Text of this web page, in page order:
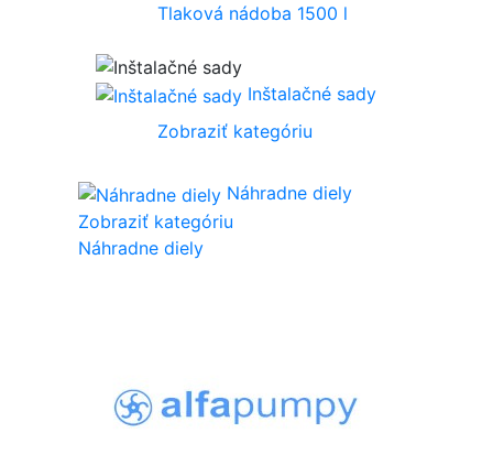
Tlaková nádoba 1500 l
Inštalačné sady
Zobraziť kategóriu
Náhradne diely
Zobraziť kategóriu
Náhradne diely